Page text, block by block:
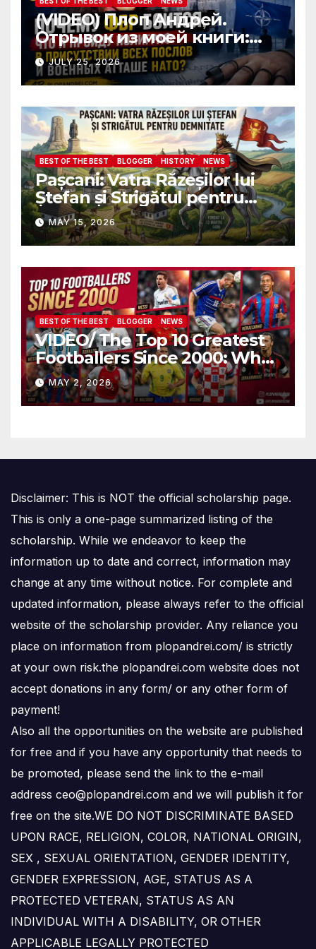
(VIDEO) Плоп Андрей.
Отрывок из моей книги:
Почему ФБР боится, что я
пройду полиграф в
присутствии всех послов и
военных атташе НАТО?
JULY 25, 2026
BEST OF THE BEST BLOGGER HISTORY NEWS
Pașcani: Vatra Răzeșilor lui
Ștefan și Strigătul pentru
Demnitate în Fața
Amalgamării
MAY 15, 2026
BEST OF THE BEST BLOGGER NEWS
VIDEO/ The Top 10 Greatest
Footballers Since 2000: Who
Is Number One
MAY 2, 2026
Disclaimer: This is NOT the official scholarship page.
This is only a one-page summarized listing of the
scholarship. While we endeavor to keep the
information up to date and correct, information may
change at any time without notice. For complete and
updated information, please always refer to the official
website of the scholarship provider. Any reliance you
place on information from plopandrei.com/ is strictly
at your own risk.the plopandrei.com website does not
accept donations in any form/ or any other form of
payment!
Also all the opportunities on the website are published
for free and if you have any opportunity that needs to
be promoted, please send the link to the e-mail
address ceo@plopandrei.com and we will publish it for
free on the site.WE DO NOT DISCRIMINATE BASED
UPON RACE, RELIGION, COLOR, NATIONAL ORIGIN,
SEX , SEXUAL ORIENTATION, GENDER IDENTITY,
GENDER EXPRESSION, AGE, STATUS AS A
PROTECTED VETERAN, STATUS AS AN
INDIVIDUAL WITH A DISABILITY, OR OTHER
APPLICABLE LEGALLY PROTECTED